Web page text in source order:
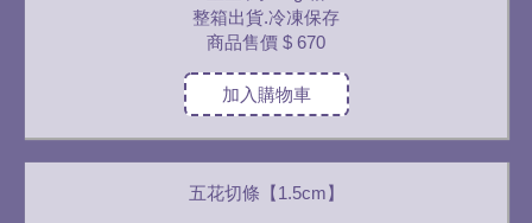
整箱出貨.冷凍保存
商品售價 $ 670
加入購物車
五花切條【1.5cm】